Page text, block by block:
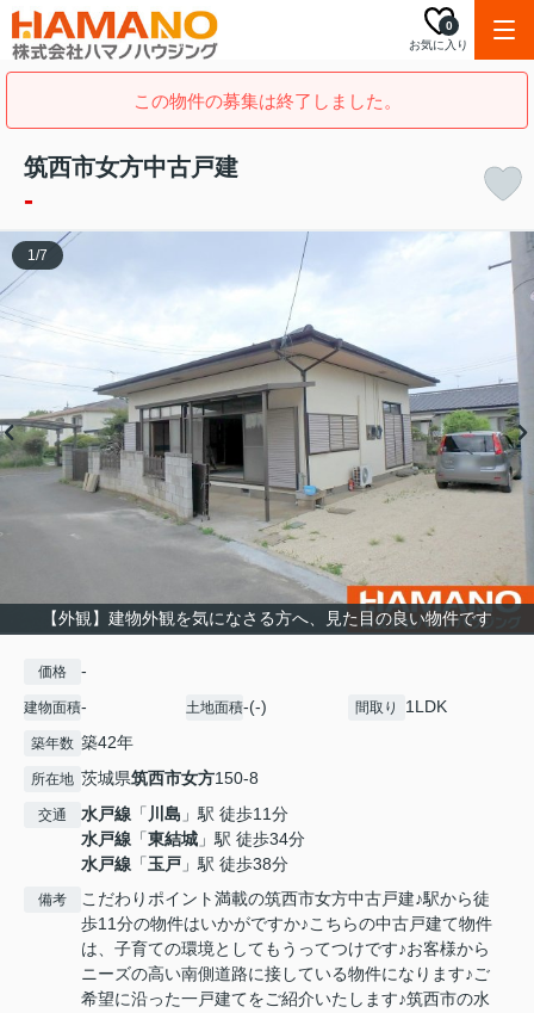
お気に入り
0
この物件の募集は終了しました。
筑西市女方中古戸建
-
【外観】建物外観を気になさる方へ、見た目の良い物件です
1/7
価格 -
建物面積- 土地面積-(-) 間取り 1LDK
築年数 築42年
所在地 茨城県筑西市女方150-8
交通 水戸線 「 川島 」駅 徒歩11分
水戸線 「東結城 」駅 徒歩34分
水戸線 「玉戸 」駅 徒歩38分
備考
こだわりポイント満載の筑西市女方中古戸建♪駅から徒
歩11分の物件はいかがですか♪こちらの中古戸建て物件
は、子育ての環境としてもうってつけです♪お客様から
ニーズの高い南側道路に接している物件になります♪ご
希望に沿った一戸建てをご紹介いたします♪筑西市の水